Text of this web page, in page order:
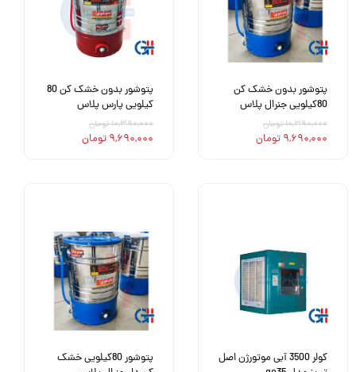
پتوشور بدون خشک کن
80کیلویی جنرال پلاس
۱۰,۳۹۰,۰۰۰ تومان
۹,۶۹۰,۰۰۰ تومان
پتوشور بدون خشک کن 80
کیلویی پارس پلاس
۱۰,۳۹۰,۰۰۰ تومان
۹,۶۹۰,۰۰۰ تومان
کولر 3500 آبی موتورژن اصل
پتوشور 80کیلویی خشک